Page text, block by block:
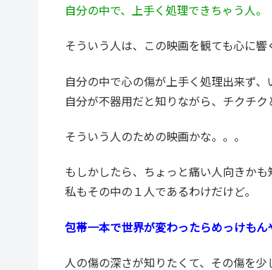
自分の中で、上手く処理できちゃう人。
そういう人は、この映画を観ても心に響
自分の中で心の傷が上手く処理出来ず、
自分が不器用だと知りながら、チクチ
そういう人のための映画かな。。。
もしかしたら、ちょっと痛い人向きかも
私もその中の１人であるわけだけど。
包帯一本で世界が変わったらめっけもん
人の傷の深さが知りたくて、その傷を少